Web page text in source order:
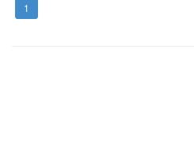
1